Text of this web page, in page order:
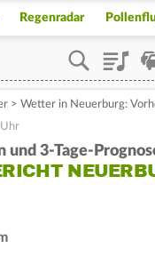
Regenradar
Playlist
> Wetter in Neuerburg:
und 3-Tage-